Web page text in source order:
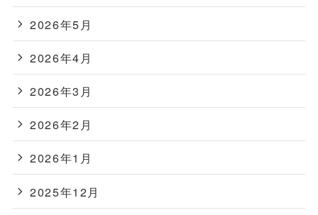
2026年5月
2026年4月
2026年3月
2026年2月
2026年1月
2025年12月